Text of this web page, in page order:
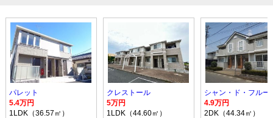
パレット
5.4万円
1LDK（36.57㎡）
クレストール
5万円
1LDK（44.60㎡）
シャン・ド・フルー
4.9万円
2DK（44.34㎡）